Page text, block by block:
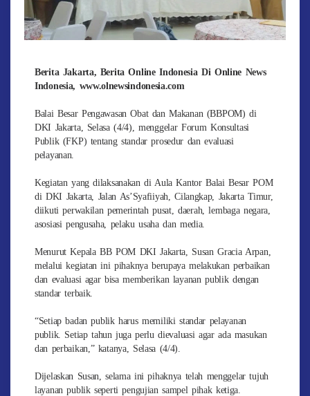
Berita Jakarta, Berita Online Indonesia Di Online News
Indonesia, www.olnewsindonesia.com
Balai Besar Pengawasan Obat dan Makanan (BBPOM) di
DKI Jakarta, Selasa (4/4), menggelar Forum Konsultasi
Publik (FKP) tentang standar prosedur dan evaluasi
pelayanan.
Kegiatan yang dilaksanakan di Aula Kantor Balai Besar POM
di DKI Jakarta, Jalan As’Syafiiyah, Cilangkap, Jakarta Timur,
diikuti perwakilan pemerintah pusat, daerah, lembaga negara,
asosiasi pengusaha, pelaku usaha dan media.
Menurut Kepala BB POM DKI Jakarta, Susan Gracia Arpan,
melalui kegiatan ini pihaknya berupaya melakukan perbaikan
dan evaluasi agar bisa memberikan layanan publik dengan
standar terbaik.
“Setiap badan publik harus memiliki standar pelayanan
publik. Setiap tahun juga perlu dievaluasi agar ada masukan
dan perbaikan,” katanya, Selasa (4/4).
Dijelaskan Susan, selama ini pihaknya telah menggelar tujuh
layanan publik seperti pengujian sampel pihak ketiga.